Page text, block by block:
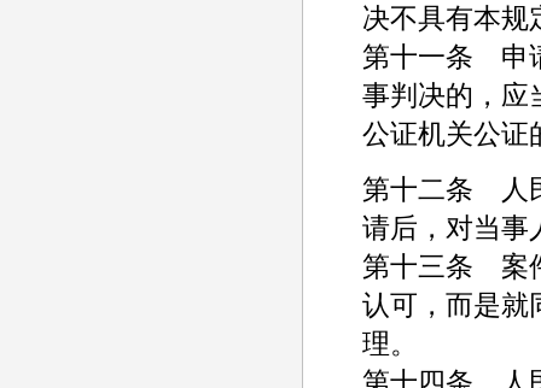
决不具有本规
第十一条 申
事判决的，应
公证机关公证
第十二条 人
请后，对当事
第十三条 案
认可，而是就
理。
第十四条 人